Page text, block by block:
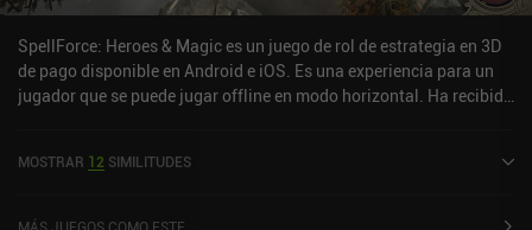
SpellForce: Heroes & Magic es un juego de rol de estrategia en 3D
de pago disponible en Android e iOS. Es una experiencia para un
jugador que se puede jugar offline en modo horizontal. Ha recibido
actual de 3,1 sobre 5,0 en Google Play y de 3,9 sobre 5,0 en la App
MOSTRAR 12 SIMILITUDES